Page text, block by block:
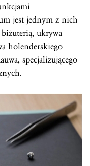
jest jednym z nich
ukrywa
holenderskiego
specjalizującego